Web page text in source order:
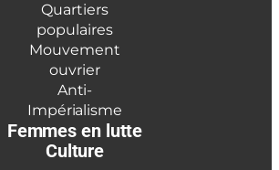
Quartiers
populaires
Mouvement
ouvrier
Anti-
Impérialisme
Femmes en lutte
Culture